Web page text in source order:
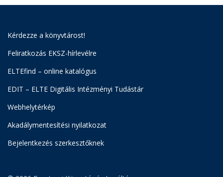
Kérdezze a könyvtárost!
Feliratkozás EKSZ-hírlevélre
ELTEfind – online katalógus
EDIT – ELTE Digitális Intézményi Tudástár
Webhelytérkép
Akadálymentesítési nyilatkozat
Bejelentkezés szerkesztőknek